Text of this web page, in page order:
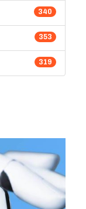
340
353
319